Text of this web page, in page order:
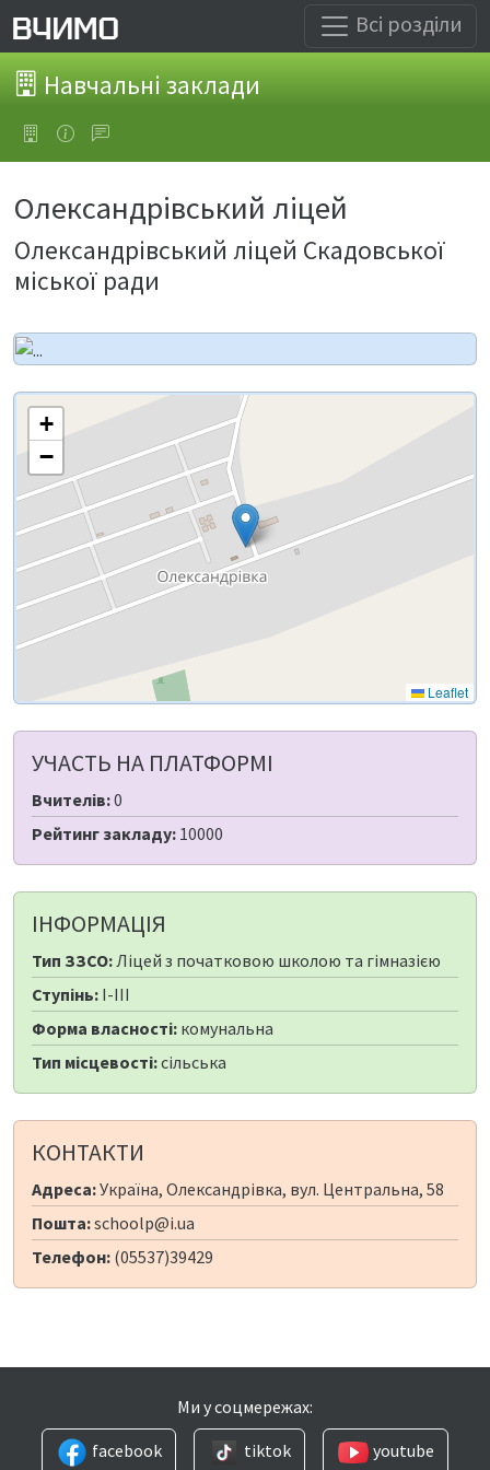
Всі розділи
Навчальні заклади
Олександрівський ліцей
Олександрівський ліцей Скадовської
міської ради
+
−
Leaflet
УЧАСТЬ НА ПЛАТФОРМІ
Вчителів:0
Рейтинг закладу: 10000
ІНФОРМАЦІЯ
Тип ЗЗСО:Ліцей з початковою школою та гімназією
Ступінь: I-III
Форма власності: комунальна
Тип місцевості:сільська
КОНТАКТИ
Адреса:Україна, Олександрівка, вул. Центральна, 58
Пошта:schoolp@i.ua
Телефон: (05537)39429
Ми у соцмережах:
facebook
tiktok youtube